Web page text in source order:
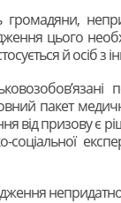
громадяни,
цього
й осіб з
пакет
від призову є